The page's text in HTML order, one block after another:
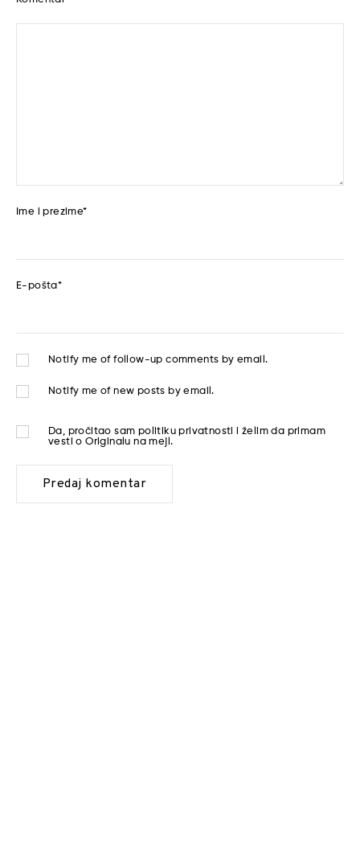
Ime i prezime*
E-pošta*
Notify me of follow-up comments by email.
Notify me of new posts by email.
Da, pročitao sam politiku privatnosti
i želim da primam
vesti o Originalu na mejl.